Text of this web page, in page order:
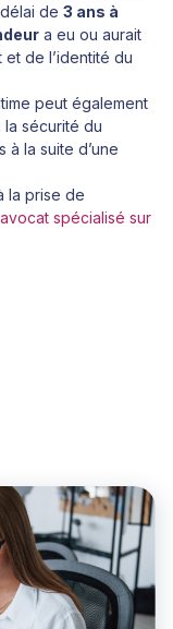
de 3 ans à
a eu ou aurait
de l’identité du
peut également
la sécurité du
la suite d’une
la prise de
spécialisé sur